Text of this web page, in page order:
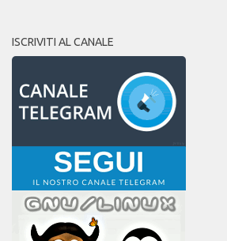
ISCRIVITI AL CANALE